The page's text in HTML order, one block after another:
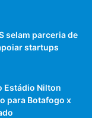
selam parceria de
startups
Estádio Nilton
para Botafogo x